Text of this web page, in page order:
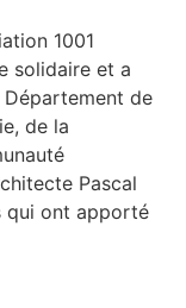
1001
solidaire et a
de
de la
Pascal
qui ont apporté